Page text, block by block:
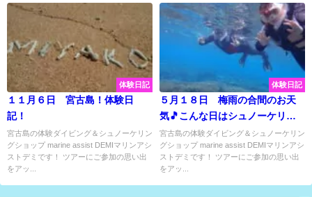
体験日記
１１月６日 宮古島！体験日
記！
宮古島の体験ダイビング＆シュノーケリン
グショップ marine assist DEMIマリンアシ
ストデミです！ ツアーにご参加の思い出
をアッ...
体験日記
５月１８日 梅雨の合間のお天
気🎵こんな日はシュノーケリン
グでおすすめビーチへ♡
宮古島の体験ダイビング＆シュノーケリン
グショップ marine assist DEMIマリンアシ
ストデミです！ ツアーにご参加の思い出
をアッ...